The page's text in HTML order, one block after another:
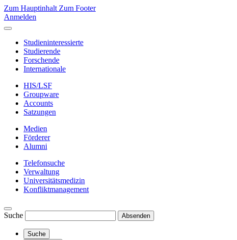
Zum Hauptinhalt Zum Footer
Anmelden
Studieninteressierte
Studierende
Forschende
Internationale
HIS/LSF
Groupware
Accounts
Satzungen
Medien
Förderer
Alumni
Telefonsuche
Verwaltung
Universitätsmedizin
Konfliktmanagement
Suche Absenden
Suche